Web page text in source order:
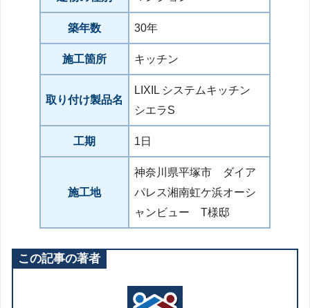
築年数 30年
施工箇所 キッチン
取り付け製品名
LIXIL システムキッチン
シエラS
工期 1日
施工地
神奈川県平塚市 ダイア
パレス湘南虹ケ浜オーシ
ャンビュー T様邸
この記事の著者